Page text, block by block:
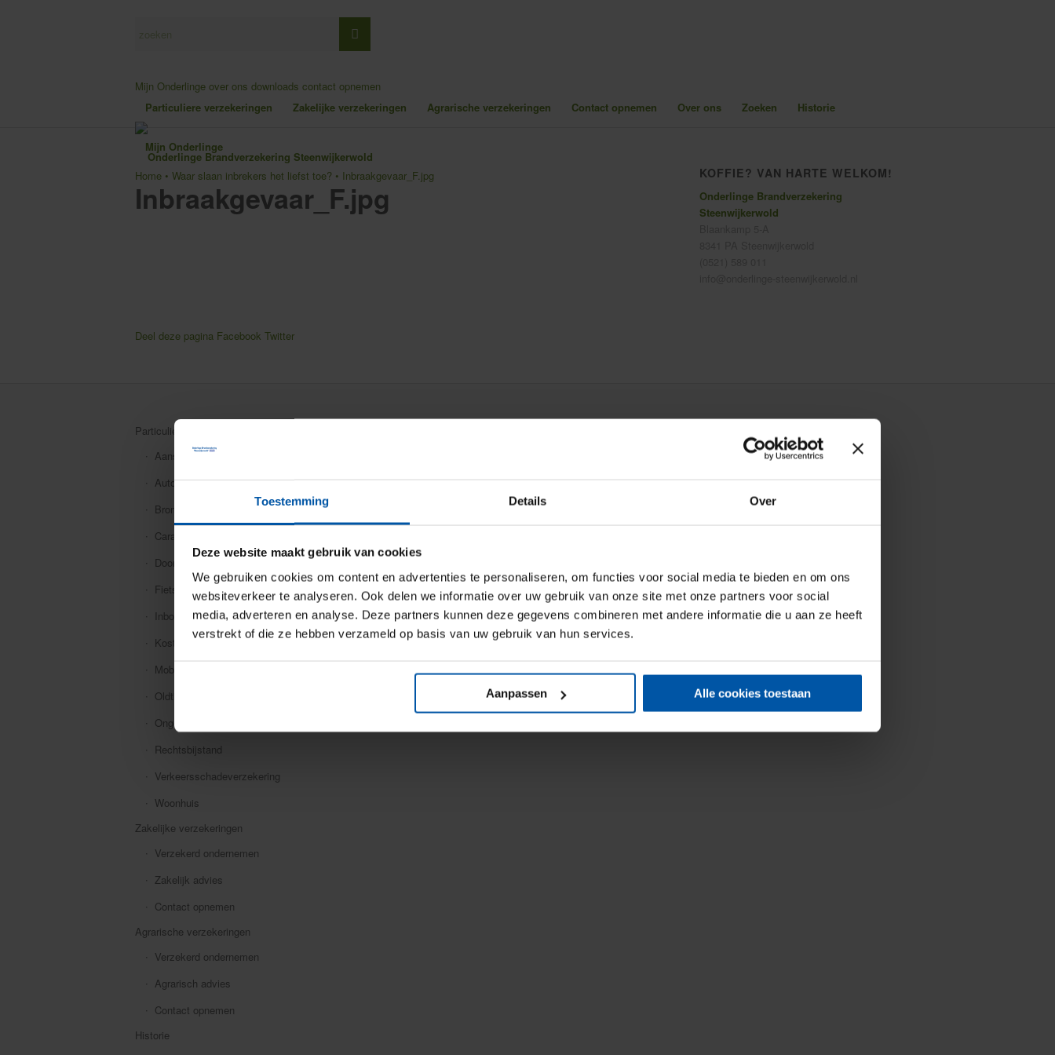
Toestemming Details Over
Deze website maakt gebruik van cookies
We gebruiken cookies om content en advertenties te personaliseren, om functies voor social media te bieden en om ons
websiteverkeer te analyseren. Ook delen we informatie over uw gebruik van onze site met onze partners voor social
media, adverteren en analyse. Deze partners kunnen deze gegevens combineren met andere informatie die u aan ze heeft
verstrekt of die ze hebben verzameld op basis van uw gebruik van hun services.
Aanpassen Alle cookies toestaan
Mijn Onderlinge over ons downloads contact opnemen
Particuliere verzekeringen
Zakelijke verzekeringen Agrarische verzekeringen Contact opnemen Over ons Zoeken Historie
Mijn Onderlinge
Home • Waar slaan inbrekers het liefst toe? • Inbraakgevaar_F.jpg
Inbraakgevaar_F.jpg
Deel deze pagina Facebook Twitter
KOFFIE? VAN HARTE WELKOM!
Onderlinge Brandverzekering
Steenwijkerwold
Particuliere verzekeringen
Aansprakelijkheid
Auto
Bromfiets
Caravan
Doorlopende reis
Fiets
Inboedel
Kostbaarheden
Mobiele dekking
Oldtimer
Ongevallen
Rechtsbijstand
Verkeersschadeverzekering
Woonhuis
Zakelijke verzekeringen
Verzekerd ondernemen
Zakelijk advies
Contact opnemen
Agrarische verzekeringen
Verzekerd ondernemen
Agrarisch advies
Contact opnemen
Historie